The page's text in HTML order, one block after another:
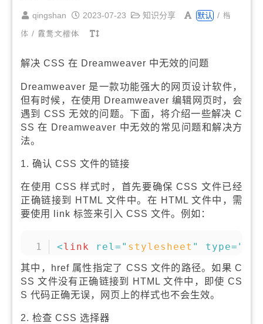
qingshan 2023-07-23 知识分享 默认 / 楷
体 / 霞鹜文楷体
解决 CSS 在 Dreamweaver 中无效的问题
Dreamweaver 是一款功能强大的网页设计软件，
但有时候，在使用 Dreamweaver 编辑网页时，会
遇到 CSS 无效的问题。下面，将介绍一些解决 C
SS 在 Dreamweaver 中无效的常见问题和解决方
法。
1. 确认 CSS 文件的链接
在使用 CSS 样式时，首先要确保 CSS 文件已经
正确链接到 HTML 文件中。在 HTML 文件中，需
要使用 link 标签来引入 CSS 文件。例如：
<link rel= " stylesheet " type= "
其中，href 属性指定了 CSS 文件的路径。如果 C
SS 文件没有正确链接到 HTML 文件中，即使 CS
S 代码正确无误，网页上的样式也不会生效。
2. 检查 CSS 选择器